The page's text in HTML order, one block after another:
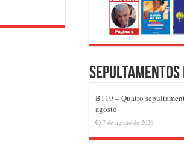
Sepultamentos
B119 – Quatro
agosto
7 de agosto de 2026